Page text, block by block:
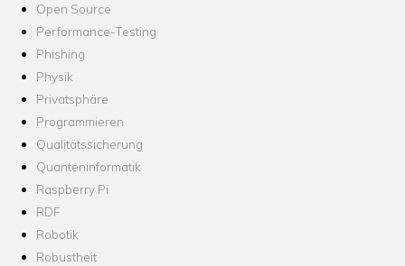
Open Source
Performance-Testing
Phishing
Physik
Privatsphäre
Programmieren
Qualitätssicherung
Quanteninformatik
Raspberry Pi
RDF
Robotik
Robustheit